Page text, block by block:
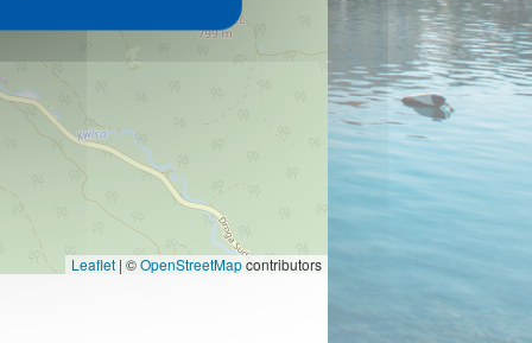
Leaflet | ©OpenStreetMapcontributors